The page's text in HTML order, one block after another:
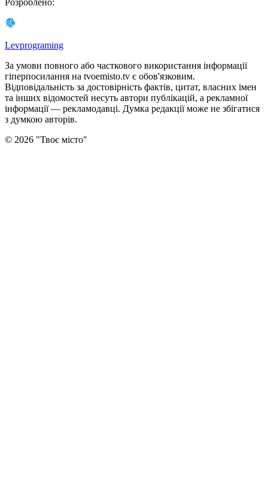
Розроблено:
Levprograming
За умови повного або часткового використання iнформацiї
гіперпосилання на tvoemisto.tv є обов'язковим.
Відповідальність за достовірність фактів, цитат, власних імен
та інших відомостей несуть автори публікацій, а рекламної
інформації — рекламодавці. Думка редакцiї може не збiгатися
з думкою авторiв.
© 2026 "Твоє місто"